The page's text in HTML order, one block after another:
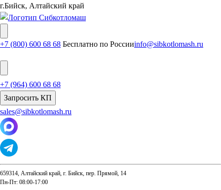
г.Бийск, Алтайский край
+7 (800) 600 68 68 Бесплатно по Россииinfo@sibkotlomash.ru
+7 (964) 600 68 68
Запросить КП
sales@sibkotlomash.ru
659314, Алтайский край, г. Бийск, пер. Прямой, 14
Пн-Пт: 08:00-17:00